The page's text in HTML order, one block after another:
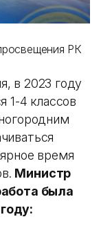
РК
в 2023 году
1-4 классов
время
Министр
была